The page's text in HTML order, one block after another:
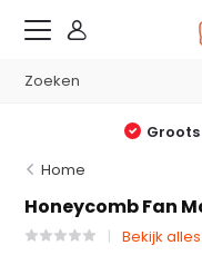
Home
Honeycomb Fan
Bekijk